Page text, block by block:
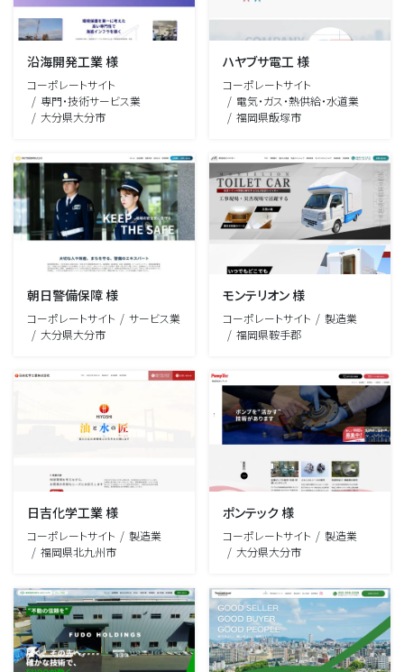
沿海開発工業 様
コーポレートサイト
専門・技術サービス業
大分県大分市
ハヤブサ電工 様
コーポレートサイト
電気・ガス・熱供給・水道業
福岡県飯塚市
朝日警備保障 様
コーポレートサイト
サービス業
大分県大分市
モンテリオン 様
コーポレートサイト
製造業
福岡県鞍手郡
日吉化学工業 様
コーポレートサイト
製造業
福岡県北九州市
ポンテック 様
コーポレートサイト
製造業
大分県大分市